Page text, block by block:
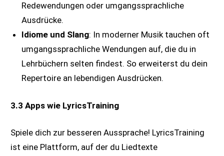
Redewendungen oder umgangssprachliche
Ausdrücke.
Idiome und Slang: In moderner Musik tauchen oft
umgangssprachliche Wendungen auf, die du in
Lehrbüchern selten findest. So erweiterst du dein
Repertoire an lebendigen Ausdrücken.
3.3 Apps wie LyricsTraining
Spiele dich zur besseren Aussprache! LyricsTraining
ist eine Plattform, auf der du Liedtexte